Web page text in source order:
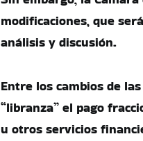
modificaciones, que
análisis y discusión.
Entre los cambios de
“libranza” el pago
u otros servicios